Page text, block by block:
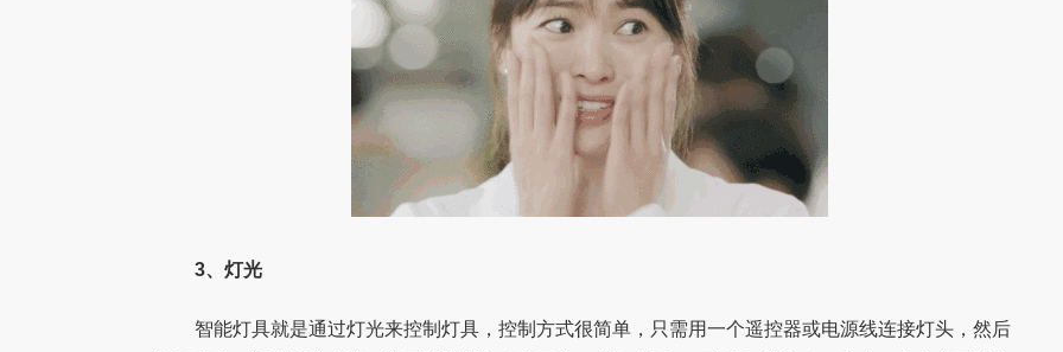
3、灯光
智能灯具就是通过灯光来控制灯具，控制方式很简单，只需用一个遥控器或电源线连接灯头，然后